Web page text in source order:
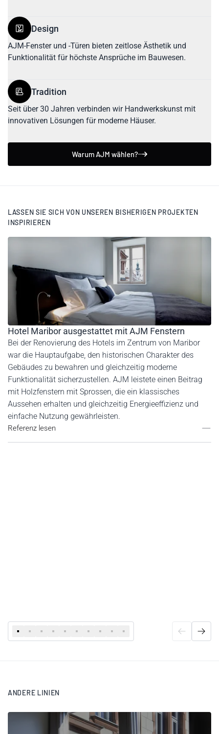
Warum AJM wählen?
Design
AJM-Fenster und -Türen bieten zeitlose Ästhetik und
Funktionalität für höchste Ansprüche im Bauwesen.
Tradition
Seit über 30 Jahren verbinden wir Handwerkskunst mit
innovativen Lösungen für moderne Häuser.
LASSEN SIE SICH VON UNSEREN BISHERIGEN PROJEKTEN
INSPIRIEREN
Hotel Maribor ausgestattet mit AJM Fenstern
Bei der Renovierung des Hotels im Zentrum von Maribor
war die Hauptaufgabe, den historischen Charakter des
Gebäudes zu bewahren und gleichzeitig moderne
Funktionalität sicherzustellen. AJM leistete einen Beitrag
mit Holzfenstern mit Sprossen, die ein klassisches
Aussehen erhalten und gleichzeitig Energieeffizienz und
einfache Nutzung gewährleisten.
Referenz lesen
ANDERE LINIEN